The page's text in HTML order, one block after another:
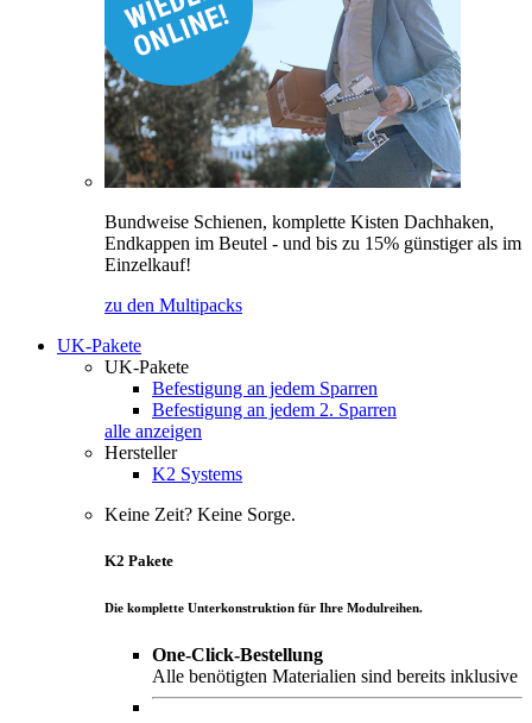
Bundweise Schienen, komplette Kisten Dachhaken,
Endkappen im Beutel - und bis zu 15% günstiger als im
Einzelkauf!
zu den Multipacks
UK-Pakete
UK-Pakete
Befestigung an jedem Sparren
Befestigung an jedem 2. Sparren
alle anzeigen
Hersteller
K2 Systems
Keine Zeit? Keine Sorge.
K2 Pakete
Die komplette Unterkonstruktion für Ihre Modulreihen.
One-Click-Bestellung
Alle benötigten Materialien sind bereits inklusive